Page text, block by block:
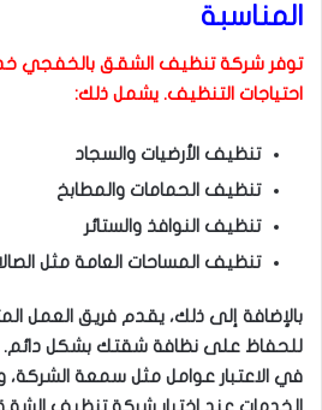
المناسبة
توفر شركة تنظيف الشقق بالخفجي
احتياجات التنظيف. يشمل ذلك:
تنظيف الأرضيات والسجاد
تنظيف الحمامات والمطابخ
تنظيف النوافذ والستائر
تنظيف المساحات العامة مثل
بالإضافة إلى ذلك، يقدم فريق العمل
للحفاظ على نظافة شقتك بشكل دائم.
في الاعتبار عوامل مثل سمعة الشركة،